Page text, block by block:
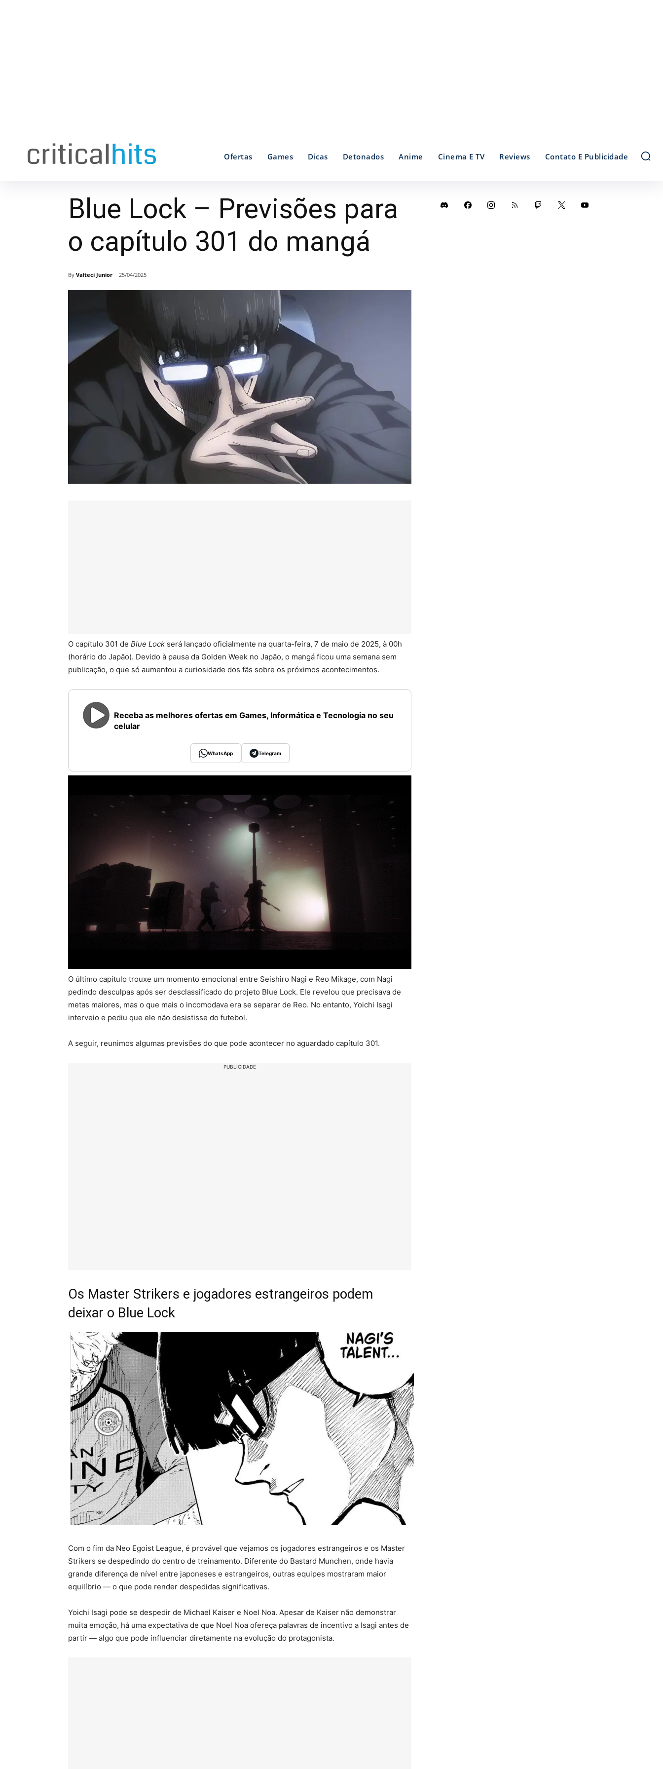
Ofertas Games Dicas Detonados Anime Cinema E TV Reviews Contato E Publicidade
Blue Lock – Previsões para
o capítulo 301 do mangá
By Valteci Junior 25/04/2025
O capítulo 301 de Blue Lock será lançado oficialmente na quarta-feira, 7 de maio de 2025, à 00h
(horário do Japão). Devido à pausa da Golden Week no Japão, o mangá ficou uma semana sem
publicação, o que só aumentou a curiosidade dos fãs sobre os próximos acontecimentos.
Receba as melhores ofertas em Games, Informática e Tecnologia no seu
celular
WhatsApp Telegram
O último capítulo trouxe um momento emocional entre Seishiro Nagi e Reo Mikage, com Nagi
pedindo desculpas após ser desclassificado do projeto Blue Lock. Ele revelou que precisava de
metas maiores, mas o que mais o incomodava era se separar de Reo. No entanto, Yoichi Isagi
interveio e pediu que ele não desistisse do futebol.
A seguir, reunimos algumas previsões do que pode acontecer no aguardado capítulo 301.
PUBLICIDADE
Os Master Strikers e jogadores estrangeiros podem
deixar o Blue Lock
Com o fim da Neo Egoist League, é provável que vejamos os jogadores estrangeiros e os Master
Strikers se despedindo do centro de treinamento. Diferente do Bastard Munchen, onde havia
grande diferença de nível entre japoneses e estrangeiros, outras equipes mostraram maior
equilíbrio — o que pode render despedidas significativas.
Yoichi Isagi pode se despedir de Michael Kaiser e Noel Noa. Apesar de Kaiser não demonstrar
muita emoção, há uma expectativa de que Noel Noa ofereça palavras de incentivo a Isagi antes de
partir — algo que pode influenciar diretamente na evolução do protagonista.